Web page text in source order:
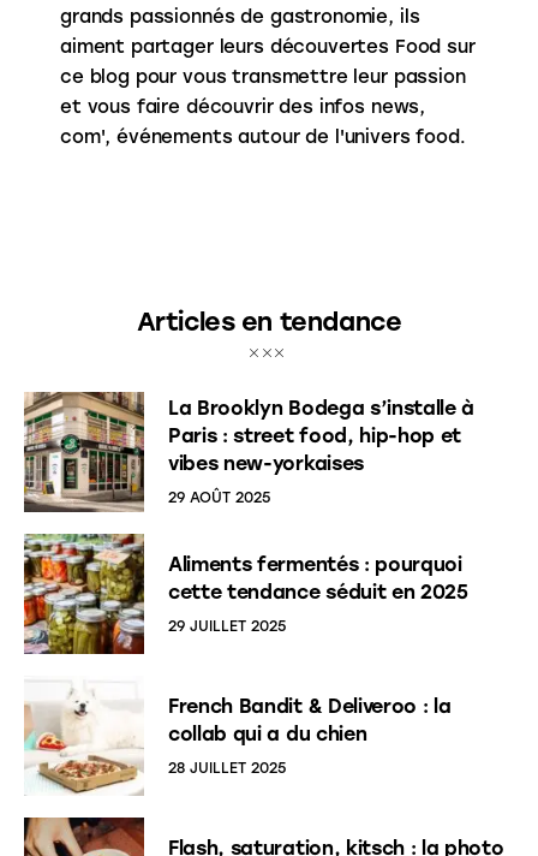
grands passionnés de gastronomie, ils
aiment partager leurs découvertes Food sur
ce blog pour vous transmettre leur passion
et vous faire découvrir des infos news,
com', événements autour de l'univers food.
Articles en tendance
La Brooklyn Bodega s’installe à
Paris : street food, hip-hop et
vibes new-yorkaises
29 AOÛT 2025
Aliments fermentés : pourquoi
cette tendance séduit en 2025
29 JUILLET 2025
French Bandit & Deliveroo : la
collab qui a du chien
28 JUILLET 2025
Flash, saturation, kitsch : la photo